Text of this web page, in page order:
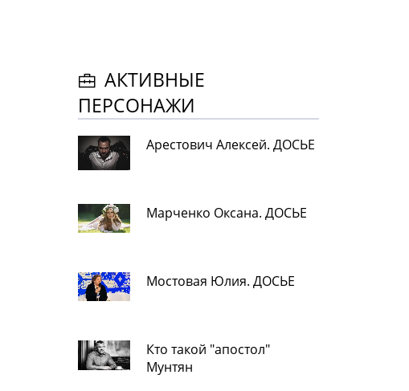
АКТИВНЫЕ
ПЕРСОНАЖИ
Арестович Алексей. ДОСЬЕ
Марченко Оксана. ДОСЬЕ
Мостовая Юлия. ДОСЬЕ
Кто такой "апостол"
Мунтян